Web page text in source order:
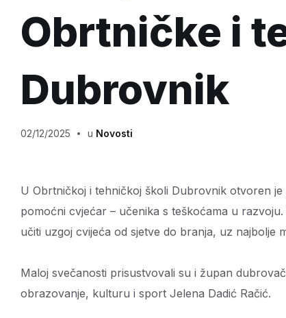
Obrtničke i
Dubrovnik
02/12/2025 u Novosti
U Obrtničkoj i tehničkoj školi Dubrovnik otvoren
pomoćni cvjećar – učenika s teškoćama u
učiti uzgoj cvijeća od sjetve do branja, uz najbolje
Maloj svečanosti prisustvovali su i župan
obrazovanje, kulturu i sport Jelena Dadić Račić.